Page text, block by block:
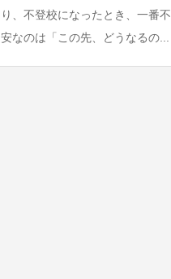
り、不登校になったとき、一番不
安なのは「この先、どうなるの...